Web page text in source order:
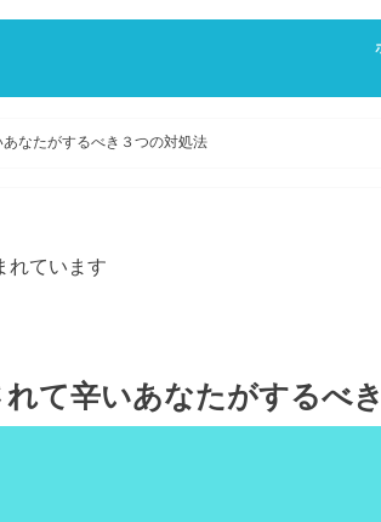
なたがするべき３つの対処法
れています
て辛いあなたがするべ